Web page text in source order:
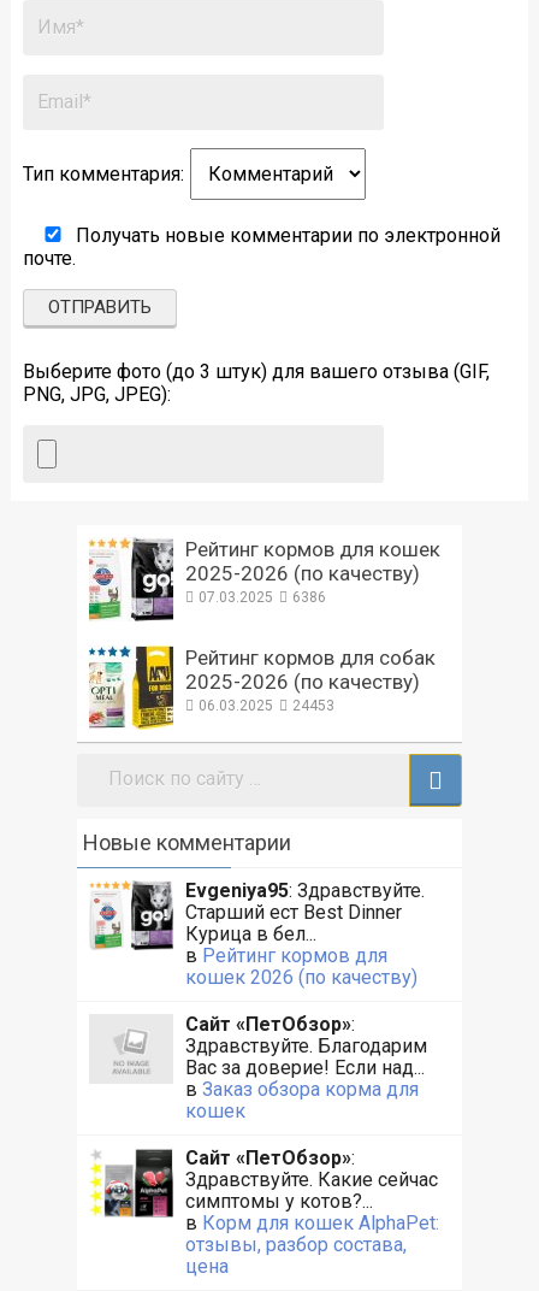
Тип комментария:
Получать новые комментарии по электронной
почте.
Выберите фото (до 3 штук) для вашего отзыва (GIF,
PNG, JPG, JPEG):
Рейтинг кормов для кошек
2025-2026 (по качеству)
07.03.2025 6386
Рейтинг кормов для собак
2025-2026 (по качеству)
06.03.2025 24453
Поиск:
Новые комментарии
Evgeniya95: Здравствуйте.
Старший ест Best Dinner
Курица в бел...
в Рейтинг кормов для
кошек 2026 (по качеству)
Сайт «ПетОбзор»:
Здравствуйте. Благодарим
Вас за доверие! Если над...
в Заказ обзора корма для
кошек
Сайт «ПетОбзор»:
Здравствуйте. Какие сейчас
симптомы у котов?...
в Корм для кошек AlphaPet:
отзывы, разбор состава,
цена